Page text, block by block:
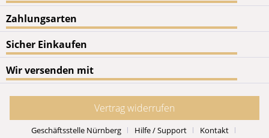
Zahlungsarten
Sicher Einkaufen
Wir versenden mit
Vertrag widerrufen
Geschäftsstelle Nürnberg Hilfe / Support Kontakt